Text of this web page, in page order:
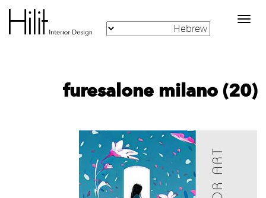
Toggle
navigation
furesalone milano (20)